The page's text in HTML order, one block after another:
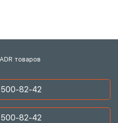
товаров
82-42
82-42